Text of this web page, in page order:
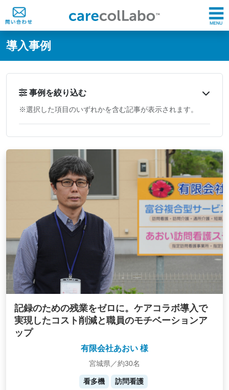
@ -0,0 +1,60 @@
導入事例
事例を絞り込む
※選択した項目のいずれかを含む記事が表示されます。
記録のための残業をゼロに。ケアコラボ導入で
実現したコスト削減と職員のモチベーションア
ップ
有限会社あおい 様
宮城県／約30名
看多機 訪問看護